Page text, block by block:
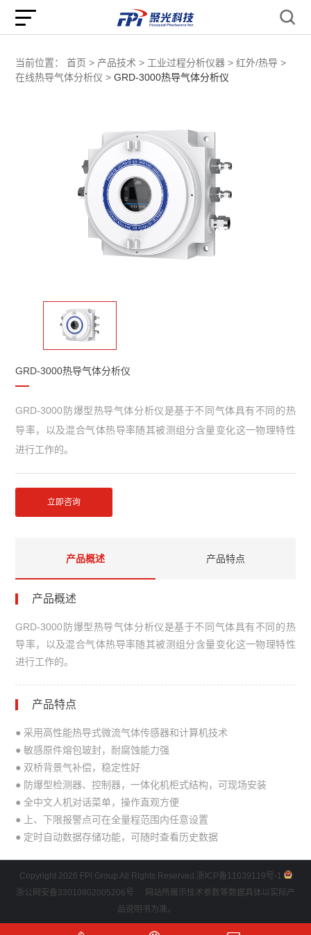
当前位置： 首页 > 产品技术 > 工业过程分析仪器 > 红外/热导 >
在线热导气体分析仪 > GRD-3000热导气体分析仪
GRD-3000热导气体分析仪
GRD-3000防爆型热导气体分析仪是基于不同气体具有不同的热
导率，以及混合气体热导率随其被测组分含量变化这一物理特性
进行工作的。
立即咨询
产品概述 产品特点
产品概述
GRD-3000防爆型热导气体分析仪是基于不同气体具有不同的热
导率，以及混合气体热导率随其被测组分含量变化这一物理特性
进行工作的。
产品特点
● 采用高性能热导式微流气体传感器和计算机技术
● 敏感原件熔包玻封，耐腐蚀能力强
● 双桥背景气补偿，稳定性好
● 防爆型检测器、控制器，一体化机柜式结构，可现场安装
● 全中文人机对话菜单，操作直观方便
● 上、下限报警点可在全量程范围内任意设置
● 定时自动数据存储功能，可随时查看历史数据
Copyright 2026 FPI Group All Rights Reserved. 浙ICP备11039119号-1
浙公网安备33010802005206号
网站所展示技术参数等数据具体以实际产
品说明书为准。